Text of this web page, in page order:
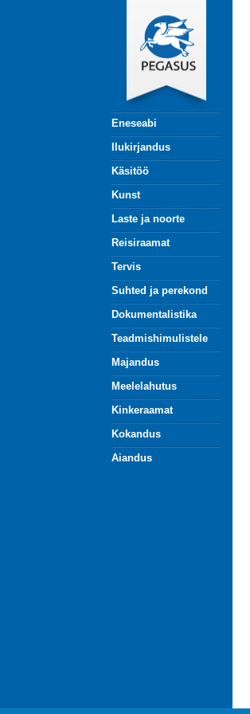
Eneseabi
Ilukirjandus
Käsitöö
Kunst
Laste ja noorte
Reisiraamat
Tervis
Suhted ja perekond
Dokumentalistika
Teadmishimulistele
Majandus
Meelelahutus
Kinkeraamat
Kokandus
Aiandus